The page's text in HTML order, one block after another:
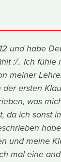
und habe
:/.. Ich fühle
meiner
der ersten
was
da ich sonst
und meine
mal eine